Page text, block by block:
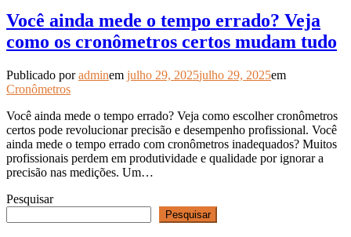
Você ainda mede o tempo errado? Veja
como os cronômetros certos mudam tudo
Publicado poradminem julho 29, 2025julho 29, 2025em
Cronômetros
Você ainda mede o tempo errado? Veja como escolher cronômetros
certos pode revolucionar precisão e desempenho profissional. Você
ainda mede o tempo errado com cronômetros inadequados? Muitos
profissionais perdem em produtividade e qualidade por ignorar a
precisão nas medições. Um…
Pesquisar
Pesquisar